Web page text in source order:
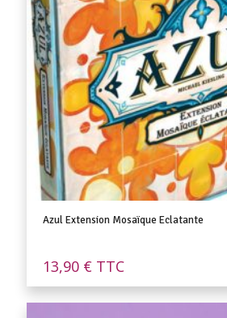
Azul Extension Mosaïque Eclatante
13,90 € TTC